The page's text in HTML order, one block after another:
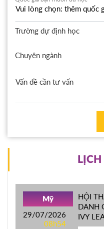
Trường dự định học
Chuyên ngành
Mỹ
29/07/2026
08h54
HỘI
DANH
IVY